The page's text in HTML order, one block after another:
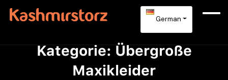
German
Kategorie: Übergroße
Maxikleider